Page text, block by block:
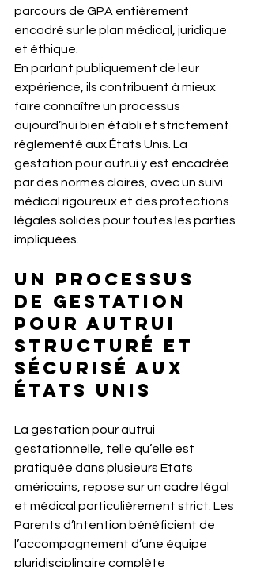
parcours de GPA entièrement
encadré sur le plan médical, juridique
et éthique.
En parlant publiquement de leur
expérience, ils contribuent à mieux
faire connaître un processus
aujourd’hui bien établi et strictement
réglementé aux États Unis. La
gestation pour autrui y est encadrée
par des normes claires, avec un suivi
médical rigoureux et des protections
légales solides pour toutes les parties
impliquées.
Un processus
de gestation
pour autrui
structuré et
sécurisé aux
États Unis
La gestation pour autrui
gestationnelle, telle qu’elle est
pratiquée dans plusieurs États
américains, repose sur un cadre légal
et médical particulièrement strict. Les
Parents d’Intention bénéficient de
l’accompagnement d’une équipe
pluridisciplinaire complète